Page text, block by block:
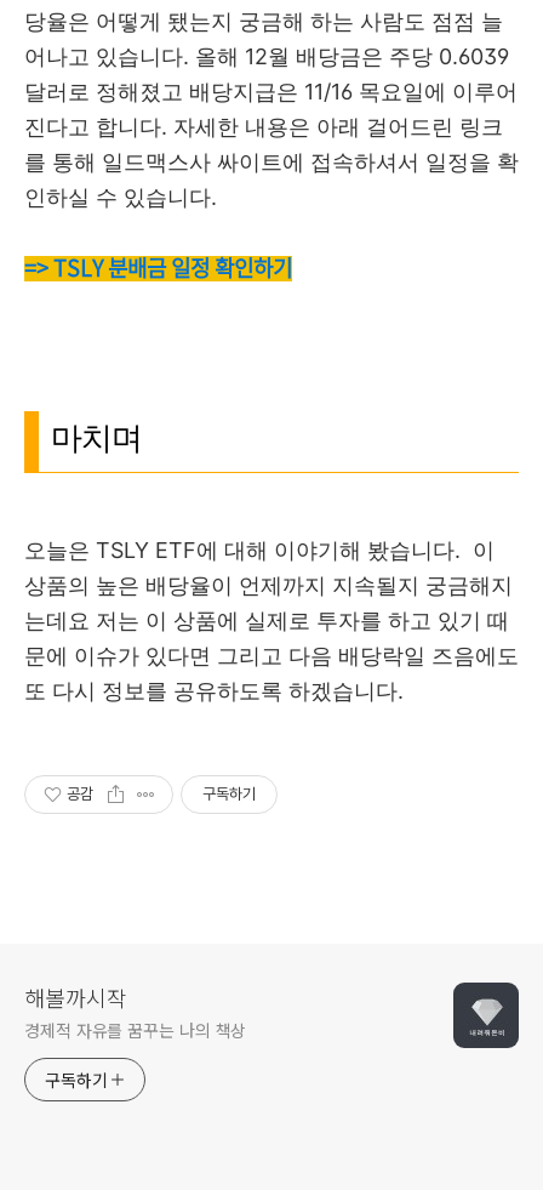
당율은 어떻게 됐는지 궁금해 하는 사람도 점점 늘
어나고 있습니다. 올해 12월 배당금은 주당 0.6039
달러로 정해졌고 배당지급은 11/16 목요일에 이루어
진다고 합니다. 자세한 내용은 아래 걸어드린 링크
를 통해 일드맥스사 싸이트에 접속하셔서 일정을 확
인하실 수 있습니다.
=> TSLY 분배금 일정 확인하기
마치며
오늘은 TSLY ETF에 대해 이야기해 봤습니다. 이
상품의 높은 배당율이 언제까지 지속될지 궁금해지
는데요 저는 이 상품에 실제로 투자를 하고 있기 때
문에 이슈가 있다면 그리고 다음 배당락일 즈음에도
또 다시 정보를 공유하도록 하겠습니다.
공감 구독하기
해볼까시작
경제적 자유를 꿈꾸는 나의 책상
구독하기